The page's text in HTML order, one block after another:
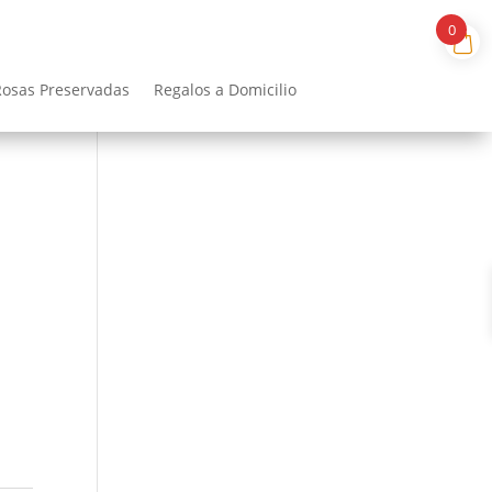
Preservadas Regalos a Domicilio
0